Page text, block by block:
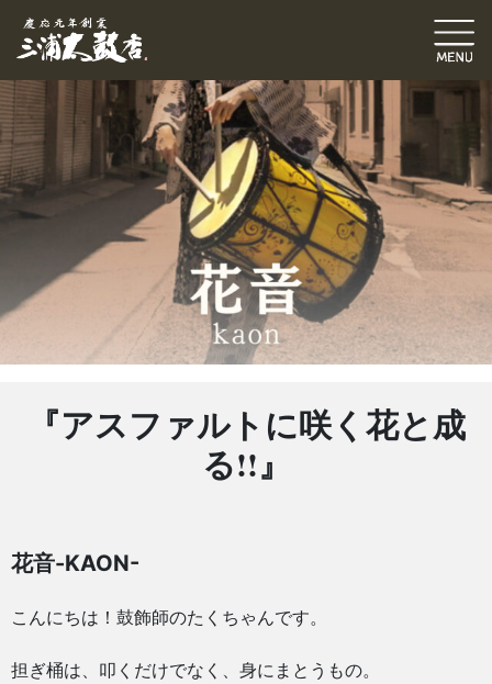
『アスファルトに咲く花と成
る!!』
花音-KAON-
こんにちは！鼓飾師のたくちゃんです。
担ぎ桶は、叩くだけでなく、身にまとうもの。